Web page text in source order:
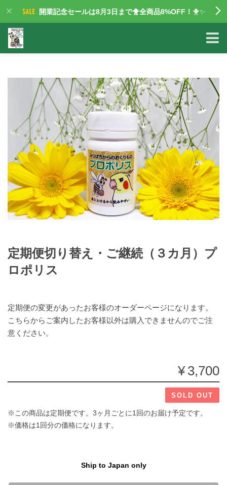
開業記念セールは8月3日まで🐥全商品8%OFF！ 🐥✨
定期便切り替え・ご継続（３カ月）プ
ロポリス
定期便の変更があったお客様のオーダーページになります。
こちらからご案内したお客様以外は購入できませんのでご注
意ください。
¥3,700
SOLD OUT
※この商品は定期便です。3ヶ月ごとに1回のお届け予定です。
※価格は1回分の価格になります。
Ship to Japan only